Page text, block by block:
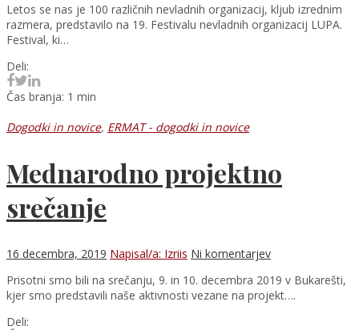
Letos se nas je 100 različnih nevladnih organizacij, kljub izrednim
razmera, predstavilo na 19. Festivalu nevladnih organizacij LUPA.
Festival, ki…
Deli:
Čas branja: 1 min
Dogodki in novice, ERMAT - dogodki in novice
Mednarodno projektno
srečanje
16 decembra, 2019 Napisal/a: Izriis Ni komentarjev
Prisotni smo bili na srečanju, 9. in 10. decembra 2019 v Bukarešti,
kjer smo predstavili naše aktivnosti vezane na projekt….
Deli: